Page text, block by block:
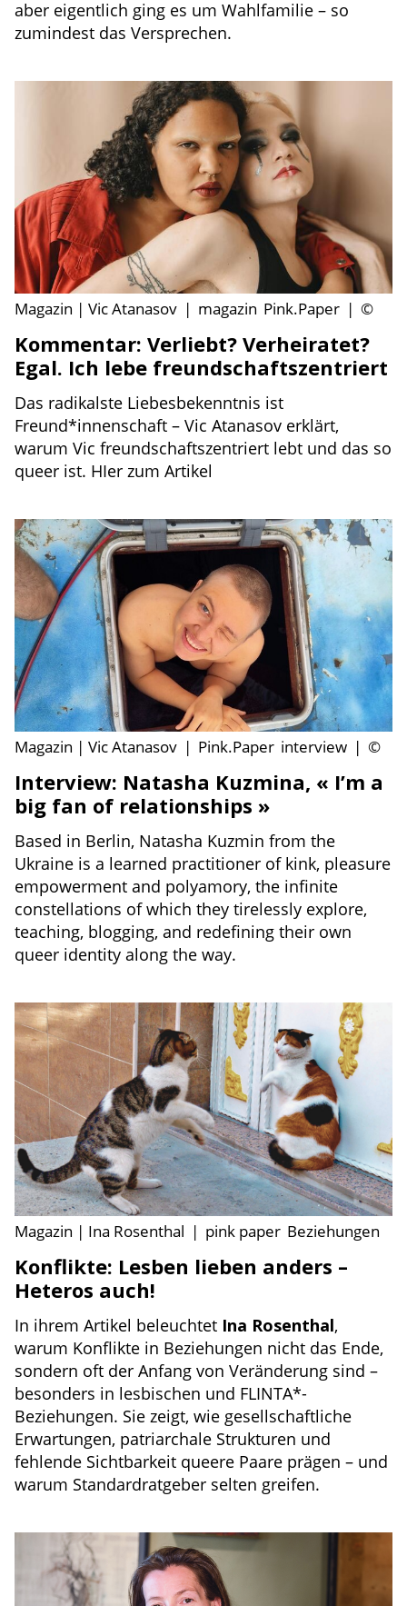
aber eigentlich ging es um Wahlfamilie – so
zumindest das Versprechen.
Magazin | Vic Atanasov | magazin Pink.Paper | ©
Kommentar: Verliebt? Verheiratet?
Egal. Ich lebe freundschaftszentriert
Das radikalste Liebesbekenntnis ist
Freund*innenschaft – Vic Atanasov erklärt,
warum Vic freundschaftszentriert lebt und das so
queer ist. HIer zum Artikel
Magazin | Vic Atanasov | Pink.Paper interview | ©
Interview: Natasha Kuzmina, « I’m a
big fan of relationships »
Based in Berlin, Natasha Kuzmin from the
Ukraine is a learned practitioner of kink, pleasure
empowerment and polyamory, the infinite
constellations of which they tirelessly explore,
teaching, blogging, and redefining their own
queer identity along the way.
Magazin | Ina Rosenthal | pink paper Beziehungen
Konflikte: Lesben lieben anders –
Heteros auch!
In ihrem Artikel beleuchtet Ina Rosenthal,
warum Konflikte in Beziehungen nicht das Ende,
sondern oft der Anfang von Veränderung sind –
besonders in lesbischen und FLINTA*-
Beziehungen. Sie zeigt, wie gesellschaftliche
Erwartungen, patriarchale Strukturen und
fehlende Sichtbarkeit queere Paare prägen – und
warum Standardratgeber selten greifen.